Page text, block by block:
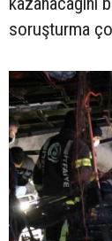
soruşturma